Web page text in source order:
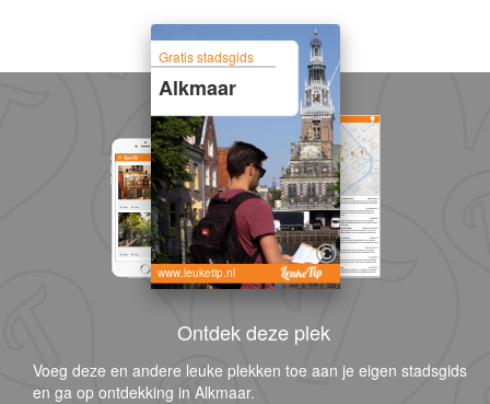
Gratis stadsgids
Alkmaar
www.leuketip.nl
Ontdek deze plek
Voeg deze en andere leuke plekken toe aan je eigen stadsgids
en ga op ontdekking in Alkmaar.